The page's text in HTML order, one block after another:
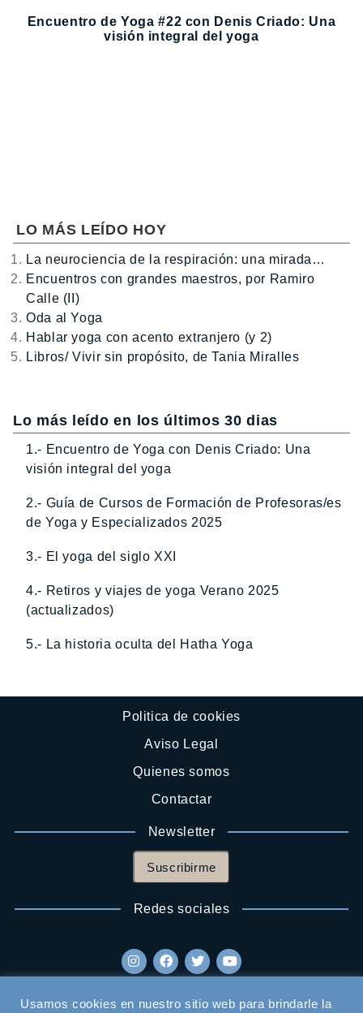
Encuentro de Yoga #22 con Denis Criado: Una
visión integral del yoga
LO MÁS LEÍDO HOY
La neurociencia de la respiración: una mirada…
Encuentros con grandes maestros, por Ramiro
Calle (II)
Oda al Yoga
Hablar yoga con acento extranjero (y 2)
Libros/ Vivir sin propósito, de Tania Miralles
Lo más leído en los últimos 30 dias
1.- Encuentro de Yoga con Denis Criado: Una
visión integral del yoga
2.- Guía de Cursos de Formación de Profesoras/es
de Yoga y Especializados 2025
3.- El yoga del siglo XXI
4.- Retiros y viajes de yoga Verano 2025
(actualizados)
5.- La historia oculta del Hatha Yoga
Politica de cookies
Aviso Legal
Quienes somos
Contactar
Newsletter
Suscribirme
Redes sociales
Usamos cookies en nuestro sitio web para brindarle la